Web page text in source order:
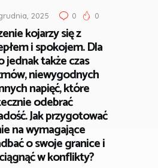
2025 0 0
kojarzy się z
i spokojem. Dla
także czas
niewygodnych
napięć, które
odebrać
Jak przygotować
na wymagające
o swoje granice i
w konflikty?